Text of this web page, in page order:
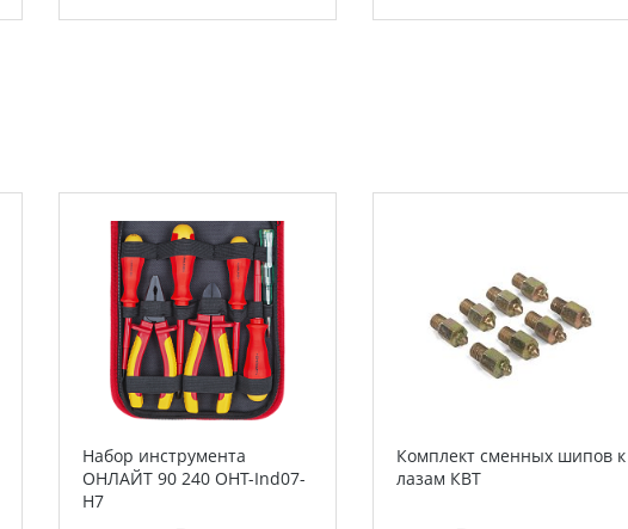
Набор инструмента
ОНЛАЙТ 90 240 OHT-Ind07-
H7
Комплект сменных шипов к
лазам КВТ